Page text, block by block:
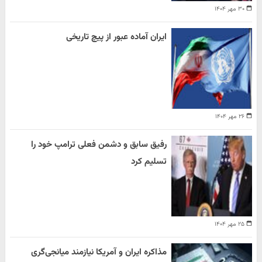
۳۰ مهر ۱۴۰۴
۲۶ مهر ۱۴۰۴
ایران آماده عبور از پیچ تاریخی
۲۵ مهر ۱۴۰۴
رفیق سابق و دشمن فعلی ترامپ خود را
تسلیم کرد
مذاکره ایران و آمریکا نیازمند میانجی‌گری